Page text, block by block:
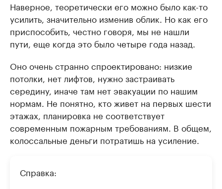
Наверное, теоретически его можно было как-то
усилить, значительно изменив облик. Но как его
приспособить, честно говоря, мы не нашли
пути, еще когда это было четыре года назад.
Оно очень странно спроектировано: низкие
потолки, нет лифтов, нужно застраивать
середину, иначе там нет эвакуации по нашим
нормам. Не понятно, кто живет на первых шести
этажах, планировка не соответствует
современным пожарным требованиям. В общем,
колоссальные деньги потратишь на усиление.
Справка: